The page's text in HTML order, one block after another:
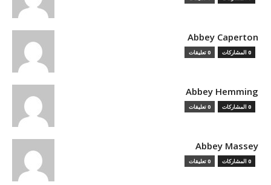
Abbey Caperton
0 المشاركات 0 تعليقات
Abbey Hemming
0 المشاركات 0 تعليقات
Abbey Massey
0 المشاركات 0 تعليقات